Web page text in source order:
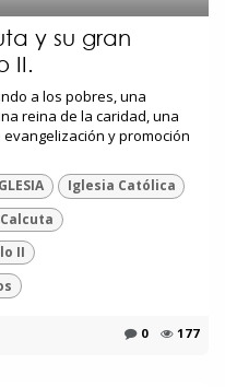
y su gran
II.
a los pobres, una
reina de la caridad, una
y promoción
Iglesia Católica
II
0 177